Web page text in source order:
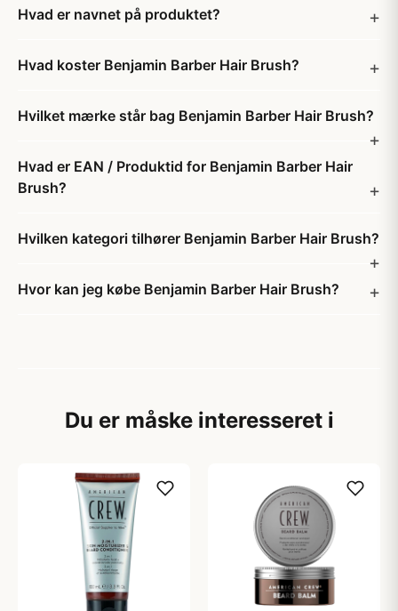
Hvad er navnet på produktet?
Hvad koster Benjamin Barber Hair Brush?
Hvilket mærke står bag Benjamin Barber Hair Brush?
Hvad er EAN / Produktid for Benjamin Barber Hair
Brush?
Hvilken kategori tilhører Benjamin Barber Hair Brush?
Hvor kan jeg købe Benjamin Barber Hair Brush?
Du er måske interesseret i